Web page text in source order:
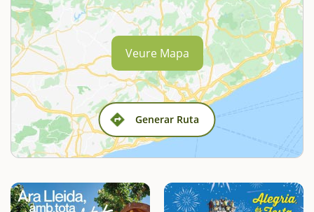
Generar Ruta
Veure Mapa